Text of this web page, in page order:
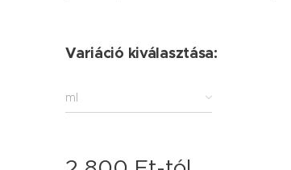
Variáció kiválasztása:
ml